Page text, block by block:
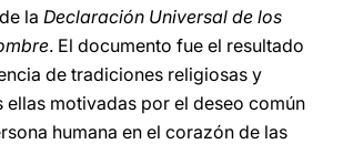
la Declaración Universal de los
. El documento fue el resultado
de tradiciones religiosas y
ellas motivadas por el deseo común
humana en el corazón de las